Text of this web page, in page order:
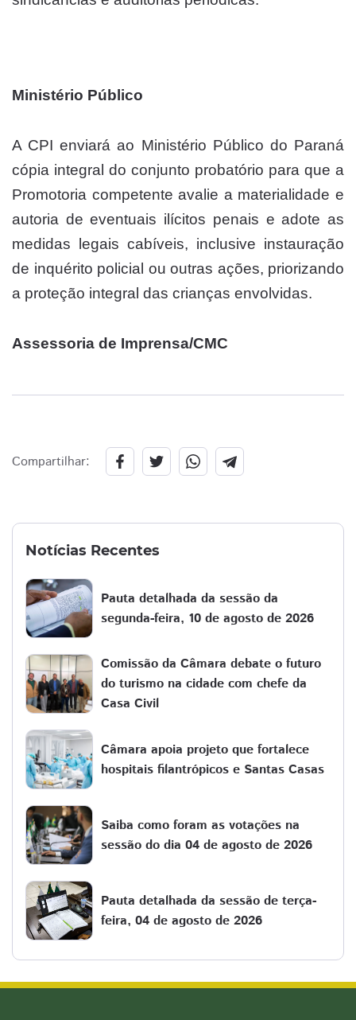
Ministério Público
A CPI enviará ao Ministério Público do Paraná
cópia integral do conjunto probatório para que a
Promotoria competente avalie a materialidade e
autoria de eventuais ilícitos penais e adote as
medidas legais cabíveis, inclusive instauração
de inquérito policial ou outras ações, priorizando
a proteção integral das crianças envolvidas.
Assessoria de Imprensa/CMC
Compartilhar:
Notícias Recentes
Pauta detalhada da sessão da
segunda-feira, 10 de agosto de 2026
Comissão da Câmara debate o futuro
do turismo na cidade com chefe da
Casa Civil
Câmara apoia projeto que fortalece
hospitais filantrópicos e Santas Casas
Saiba como foram as votações na
sessão do dia 04 de agosto de 2026
Pauta detalhada da sessão de terça-
feira, 04 de agosto de 2026